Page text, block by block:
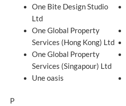
One Bite Design Studio
Ltd
One Global Property
Services (Hong Kong) Ltd
One Global Property
Services (Singapour) Ltd
Une oasis
P